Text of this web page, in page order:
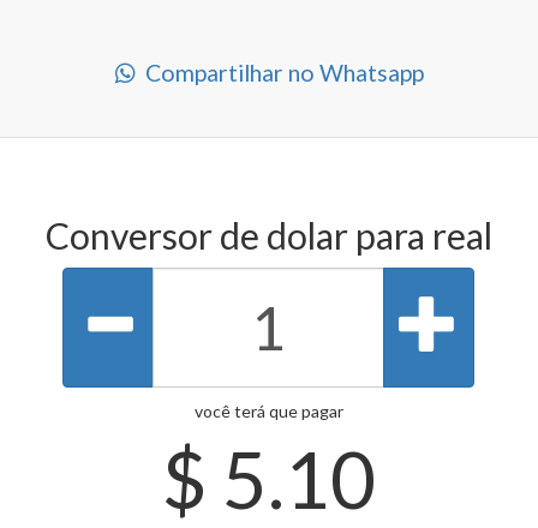
Compartilhar no Whatsapp
Conversor de dolar para real
você terá que pagar
$ 5.10